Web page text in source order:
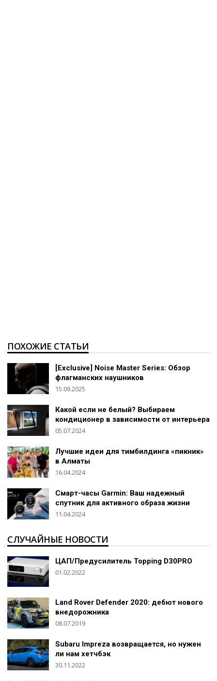
ПОХОЖИЕ СТАТЬИ
[Exclusive] Noise Master Series: Обзор
флагманских наушников
15.09.2025
Какой если не белый? Выбираем
кондиционер в зависимости от интерьера
05.07.2024
Лучшие идеи для тимбилдинга «пикник»
в Алматы
16.04.2024
Смарт-часы Garmin: Ваш надежный
спутник для активного образа жизни
11.04.2024
СЛУЧАЙНЫЕ НОВОСТИ
ЦАП/Предусилитель Topping D30PRO
01.02.2022
Land Rover Defender 2020: дебют нового
внедорожника
08.07.2019
Subaru Impreza возвращается, но нужен
ли нам хетчбэк
30.11.2022